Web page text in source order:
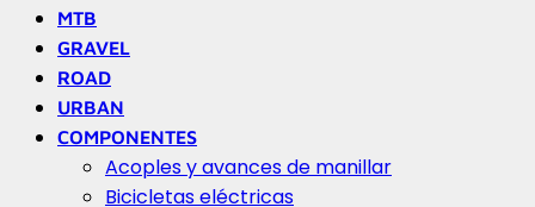
MTB
GRAVEL
ROAD
URBAN
COMPONENTES
Acoples y avances de manillar
Bicicletas eléctricas